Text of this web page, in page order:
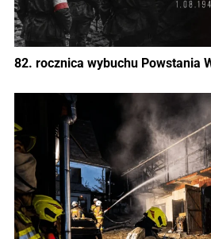
82. rocznica wybuchu Powstania